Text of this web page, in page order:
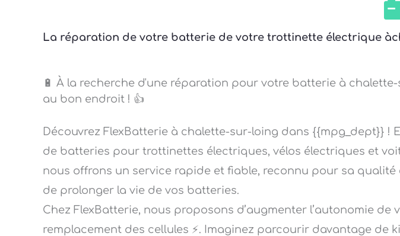
La réparation de votre batterie de votre trottinette électrique
🔋 À la recherche d'une réparation pour votre batterie à chalette-
au bon endroit ! 👍
Découvrez FlexBatterie à chalette-sur-loing dans {{mpg_dept}} !
de batteries pour trottinettes électriques, vélos électriques et
nous offrons un service rapide et fiable, reconnu pour sa qualité
de prolonger la vie de vos batteries.
Chez FlexBatterie, nous proposons d’augmenter l’autonomie de
remplacement des cellules ⚡. Imaginez parcourir davantage de